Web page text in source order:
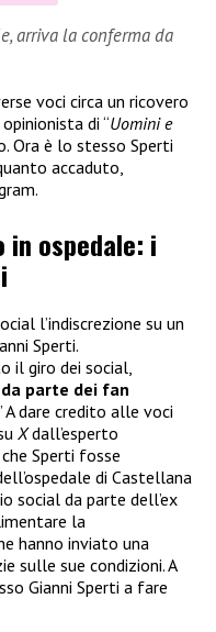
arriva la conferma da
voci circa un ricovero
di “Uomini e
Ora è lo stesso Sperti
accaduto,
in ospedale: i
l’indiscrezione su un
Sperti.
il giro dei social,
parte dei fan
A dare credito alle voci
Xdall’esperto
Sperti fosse
di Castellana
social da parte dell’ex
la
hanno inviato una
sulle sue condizioni. A
Gianni Sperti a fare